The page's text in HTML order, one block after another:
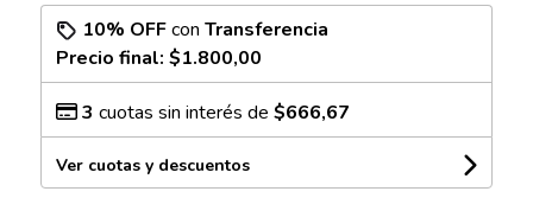
10% OFFcon Transferencia
Precio final: $1.800,00
3 cuotas sin interés de $666,67
Ver cuotas y descuentos